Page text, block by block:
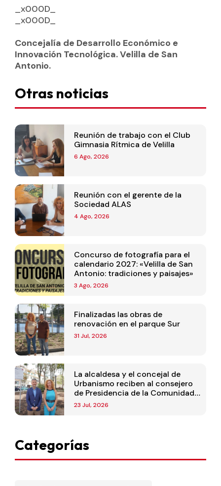
_x000D_
_x000D_
Concejalía de Desarrollo Económico e
Innovación Tecnológica. Velilla de San
Antonio.
Otras noticias
Reunión de trabajo con el Club
Gimnasia Rítmica de Velilla
6 Ago, 2026
Reunión con el gerente de la
Sociedad ALAS
4 Ago, 2026
Concurso de fotografía para el
calendario 2027: «Velilla de San
Antonio: tradiciones y paisajes»
3 Ago, 2026
Finalizadas las obras de
renovación en el parque Sur
31 Jul, 2026
La alcaldesa y el concejal de
Urbanismo reciben al consejero
de Presidencia de la Comunidad
de Madrid
23 Jul, 2026
Categorías